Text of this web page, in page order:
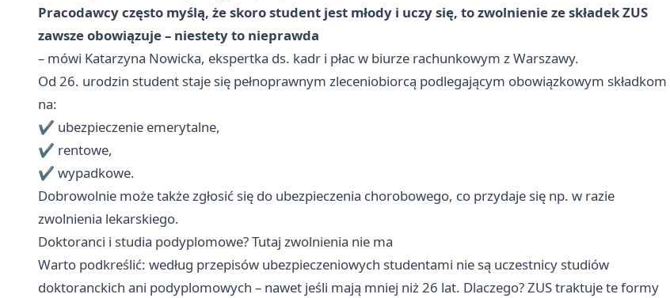
Pracodawcy często myślą, że skoro student jest młody i uczy się, to zwolnienie ze składek ZUS
zawsze obowiązuje – niestety to nieprawda
– mówi Katarzyna Nowicka, ekspertka ds. kadr i płac w biurze rachunkowym z Warszawy.
Od 26. urodzin student staje się pełnoprawnym zleceniobiorcą podlegającym obowiązkowym składkom
na:
✔️ ubezpieczenie emerytalne,
✔️ rentowe,
✔️ wypadkowe.
Dobrowolnie może także zgłosić się do ubezpieczenia chorobowego, co przydaje się np. w razie
zwolnienia lekarskiego.
Doktoranci i studia podyplomowe? Tutaj zwolnienia nie ma
Warto podkreślić: według przepisów ubezpieczeniowych studentami nie są uczestnicy studiów
doktoranckich ani podyplomowych – nawet jeśli mają mniej niż 26 lat. Dlaczego? ZUS traktuje te formy